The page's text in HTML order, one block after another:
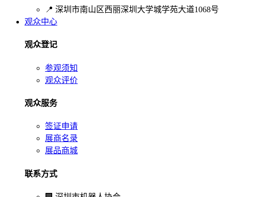
📍 深圳市南山区西丽深圳大学城学苑大道1068号
观众中心
观众登记
参观须知
观众评价
观众服务
签证申请
展商名录
展品商城
联系方式